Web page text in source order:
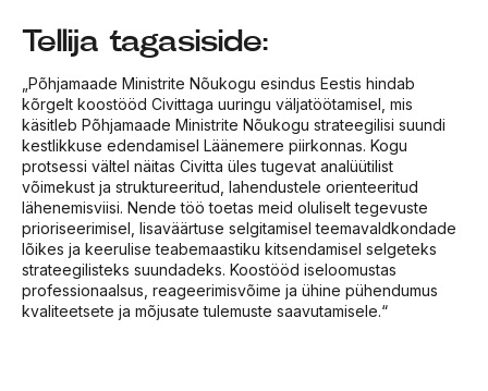
Tellija tagasiside:
„Põhjamaade Ministrite Nõukogu esindus Eestis hindab
kõrgelt koostööd Civittaga uuringu väljatöötamisel, mis
käsitleb Põhjamaade Ministrite Nõukogu strateegilisi suundi
kestlikkuse edendamisel Läänemere piirkonnas. Kogu
protsessi vältel näitas Civitta üles tugevat analüütilist
võimekust ja struktureeritud, lahendustele orienteeritud
lähenemisviisi. Nende töö toetas meid oluliselt tegevuste
prioriseerimisel, lisaväärtuse selgitamisel teemavaldkondade
lõikes ja keerulise teabemaastiku kitsendamisel selgeteks
strateegilisteks suundadeks. Koostööd iseloomustas
professionaalsus, reageerimisvõime ja ühine pühendumus
kvaliteetsete ja mõjusate tulemuste saavutamisele.“